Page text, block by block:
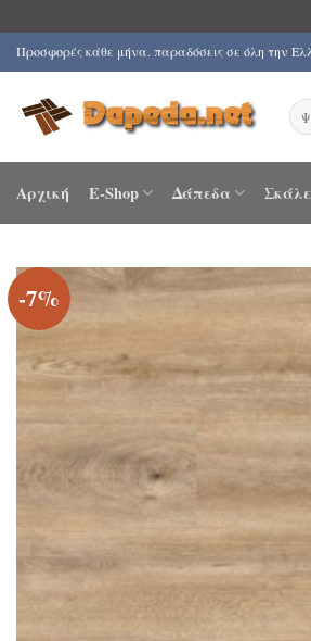
Μετάβαση
στο
περιεχόμενο
Προσφορές κάθε μήνα. παραδόσεις σε όλη την
Αρχική E-Shop Δάπεδα
-7%